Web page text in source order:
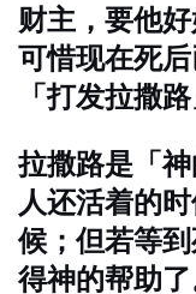
财主，要他
可惜现在死
「打发拉撒
拉撒路是「
人还活着的
候；但若等
得神的帮助